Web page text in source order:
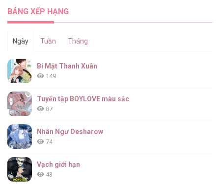
BẢNG XẾP HẠNG
Ngày Tuần Tháng
Bí Mật Thanh Xuân
149
Tuyển tập BOYLOVE màu sắc
87
Nhân Ngư Desharow
74
Vạch giới hạn
43